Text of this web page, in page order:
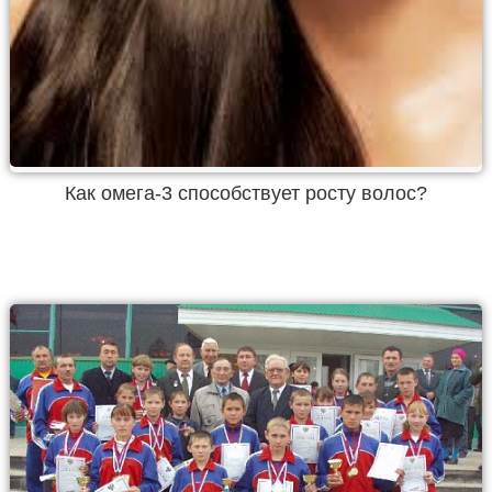
Как омега-3 способствует росту волос?